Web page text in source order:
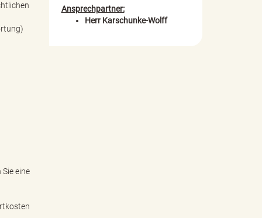
eine
Ansprechpartner:
Herr Karschunke-Wolff